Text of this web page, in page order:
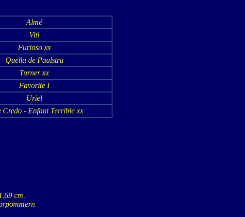
Almé
Viti
Furioso xx
Quella de Paulstra
Turner xx
Favorite I
Uriel
Credo - Enfant Terrible xx
cm.